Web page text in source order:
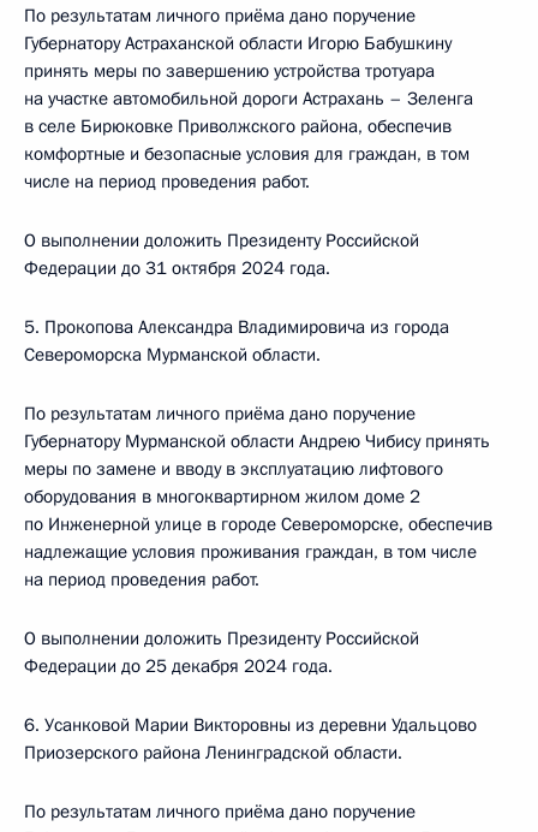
По результатам личного приёма дано поручение
Губернатору Астраханской области Игорю Бабушкину
принять меры по завершению устройства тротуара
на участке автомобильной дороги Астрахань – Зеленга
в селе Бирюковке Приволжского района, обеспечив
комфортные и безопасные условия для граждан, в том
числе на период проведения работ.
О выполнении доложить Президенту Российской
Федерации до 31 октября 2024 года.
5. Прокопова Александра Владимировича из города
Североморска Мурманской области.
По результатам личного приёма дано поручение
Губернатору Мурманской области Андрею Чибису принять
меры по замене и вводу в эксплуатацию лифтового
оборудования в многоквартирном жилом доме 2
по Инженерной улице в городе Североморске, обеспечив
надлежащие условия проживания граждан, в том числе
на период проведения работ.
О выполнении доложить Президенту Российской
Федерации до 25 декабря 2024 года.
6. Усанковой Марии Викторовны из деревни Удальцово
Приозерского района Ленинградской области.
По результатам личного приёма дано поручение